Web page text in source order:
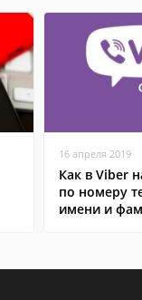
16 апреля 2019
Как в Viber
по номеру
имени и